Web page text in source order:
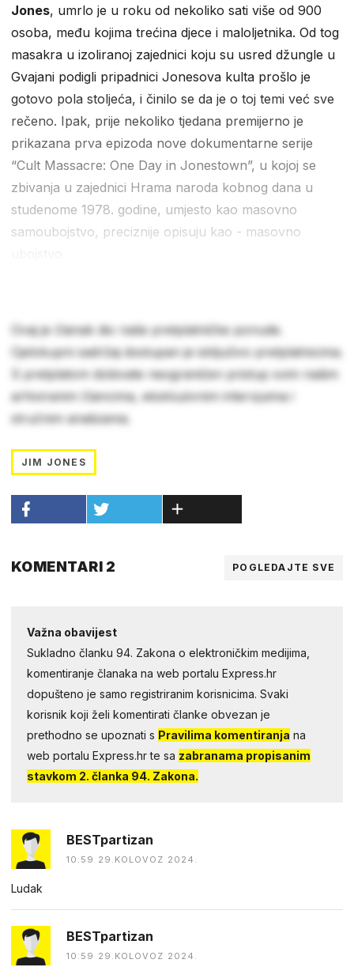
Jones, umrlo je u roku od nekoliko sati više od 900
osoba, među kojima trećina djece i maloljetnika. Od tog
masakra u izoliranoj zajednici koju su usred džungle u
Gvajani podigli pripadnici Jonesova kulta prošlo je
gotovo pola stoljeća, i činilo se da je o toj temi već sve
rečeno. Ipak, prije nekoliko tjedana premijerno je
prikazana prva epizoda nove dokumentarne serije
“Cult Massacre: One Day in Jonestown”, u kojoj se
zbivanja u zajednici Hrama naroda kobnog dana u
studenome 1978. godine, umjesto kao masovno
samoubojstvo, preciznije opisuju kao - masovno
Ovaj je članak dio naše pretplatničke ponude.
Cjelokupni sadržaj dostupan je isključivo pretplatnicima.
S pretplatom dobivate neograničen pristup svim našim
arhiviranim člancima, ekskluzivnim intervjuima i
stručnim analizama.
JIM JONES
KOMENTARI 2 POGLEDAJTE SVE
Važna obavijest
Sukladno članku 94. Zakona o elektroničkim medijima,
komentiranje članaka na web portalu Express.hr
dopušteno je samo registriranim korisnicima. Svaki
korisnik koji želi komentirati članke obvezan je
prethodno se upoznati s Pravilima komentiranja na
web portalu Express.hr te sa zabranama propisanim
stavkom 2. članka 94. Zakona.
BESTpartizan
10:59 29.KOLOVOZ 2024.
Ludak
BESTpartizan
10:59 29.KOLOVOZ 2024.